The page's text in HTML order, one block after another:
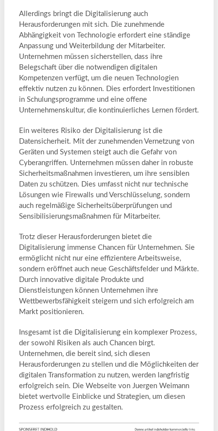
Allerdings bringt die Digitalisierung auch
Herausforderungen mit sich. Die zunehmende
Abhängigkeit von Technologie erfordert eine ständige
Anpassung und Weiterbildung der Mitarbeiter.
Unternehmen müssen sicherstellen, dass ihre
Belegschaft über die notwendigen digitalen
Kompetenzen verfügt, um die neuen Technologien
effektiv nutzen zu können. Dies erfordert Investitionen
in Schulungsprogramme und eine offene
Unternehmenskultur, die kontinuierliches Lernen fördert.
Ein weiteres Risiko der Digitalisierung ist die
Datensicherheit. Mit der zunehmenden Vernetzung von
Geräten und Systemen steigt auch die Gefahr von
Cyberangriffen. Unternehmen müssen daher in robuste
Sicherheitsmaßnahmen investieren, um ihre sensiblen
Daten zu schützen. Dies umfasst nicht nur technische
Lösungen wie Firewalls und Verschlüsselung, sondern
auch regelmäßige Sicherheitsüberprüfungen und
Sensibilisierungsmaßnahmen für Mitarbeiter.
Trotz dieser Herausforderungen bietet die
Digitalisierung immense Chancen für Unternehmen. Sie
ermöglicht nicht nur eine effizientere Arbeitsweise,
sondern eröffnet auch neue Geschäftsfelder und Märkte.
Durch innovative digitale Produkte und
Dienstleistungen können Unternehmen ihre
Wettbewerbsfähigkeit steigern und sich erfolgreich am
Markt positionieren.
Insgesamt ist die Digitalisierung ein komplexer Prozess,
der sowohl Risiken als auch Chancen birgt.
Unternehmen, die bereit sind, sich diesen
Herausforderungen zu stellen und die Möglichkeiten der
digitalen Transformation zu nutzen, werden langfristig
erfolgreich sein. Die Webseite von Juergen Weimann
bietet wertvolle Einblicke und Strategien, um diesen
Prozess erfolgreich zu gestalten.